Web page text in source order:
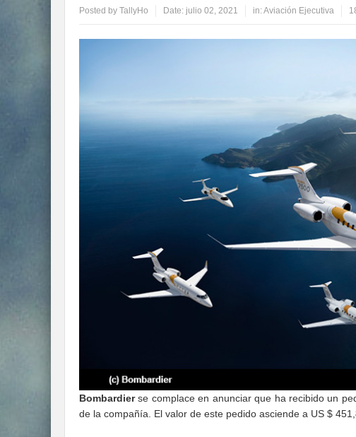
Posted by TallyHo Date: julio 02, 2021 in:Aviación Ejecutiva
Bombardierse complace en anunciar que ha recibido un
de la compañía. El valor de este pedido asciende a US $